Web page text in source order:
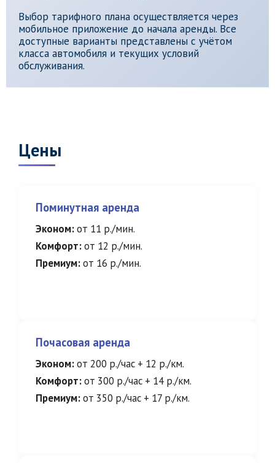
Выбор тарифного плана осуществляется через
мобильное приложение до начала аренды. Все
доступные варианты представлены с учётом
класса автомобиля и текущих условий
обслуживания.
Цены
Поминутная аренда
Эконом:от 11 р./мин.
Комфорт:от 12 р./мин.
Премиум:от 16 р./мин.
Почасовая аренда
Эконом:от 200 р./час + 12 р./км.
Комфорт:от 300 р./час + 14 р./км.
Премиум:от 350 р./час + 17 р./км.